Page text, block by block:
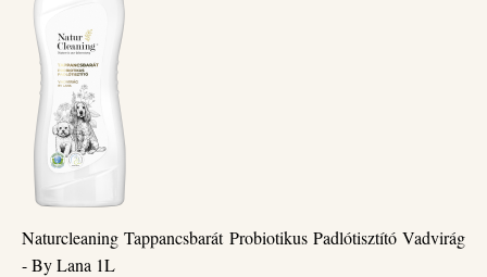
Naturcleaning Tappancsbarát Probiotikus Padlótisztító Vadvirág
- By Lana 1L